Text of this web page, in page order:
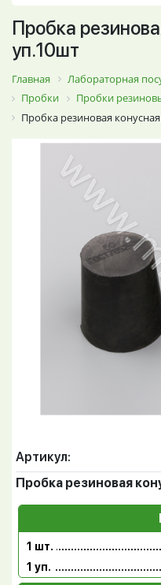
Пробка
уп.10шт
Главная
Лабораторная
Пробки
Пробки
Пробка резиновая
Артикул:
Пробка резиновая
1 шт.
1 уп.